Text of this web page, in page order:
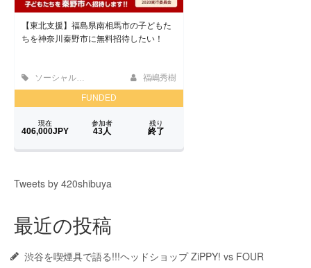
Tweets by 420shibuya
最近の投稿
渋谷を喫煙具で語る!!!ヘッドショップ ZiPPY! vs FOUR